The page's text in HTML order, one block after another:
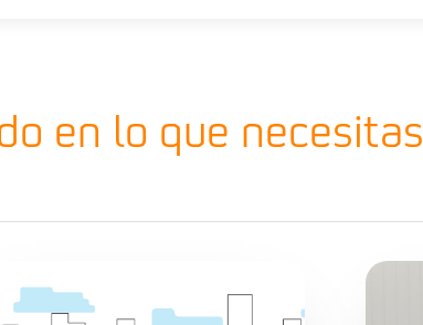
en lo que necesitas